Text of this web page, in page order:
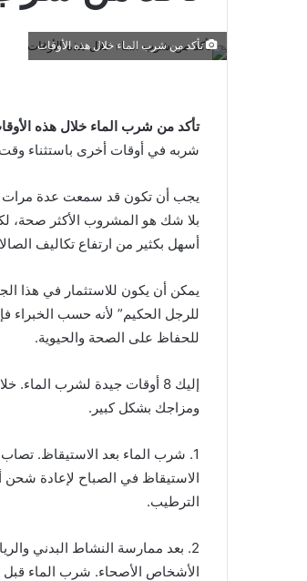
تأكد من شرب الماء خلال هذه الأوقات
تأكد من شرب الماء خلال هذه
شربه في أوقات أخرى باستثناء
بلا شك هو المشروب الأكثر صحة،
أسهل بكثير من ارتفاع تكاليف
يمكن أن يكون للاستثمار في هذا
للرجل الحكيم” لأنه حسب الخبراء
للحفاظ على الصحة والحيوية.
إليك 8 أوقات جيدة لشرب
ومزاجك بشكل كبير.
1. شرب الماء بعد الاستيقاظ.
الاستيقاظ في الصباح لإعادة
الترطيب.
2. بعد ممارسة النشاط البدني
الأشخاص الأصحاء. شرب الماء قبل